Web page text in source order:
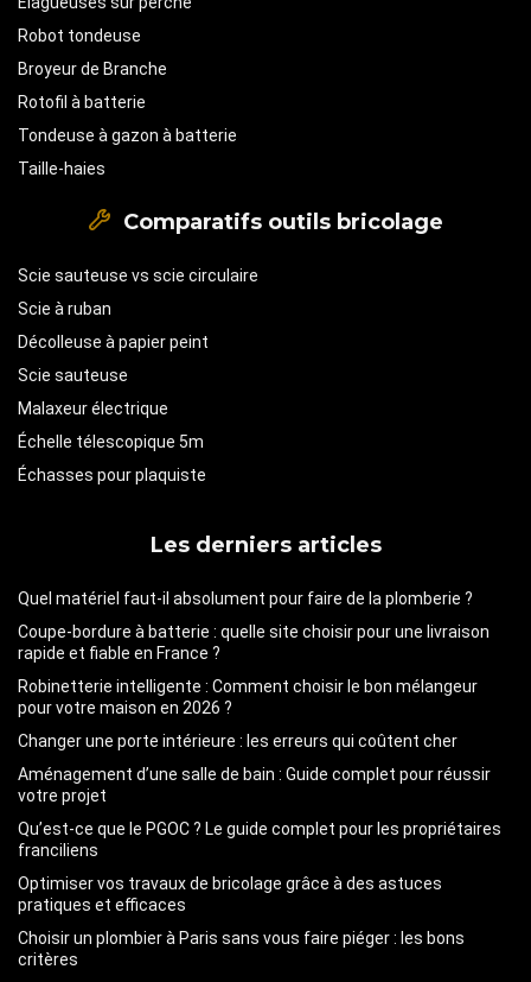
Robot tondeuse
Broyeur de Branche
Rotofil à batterie
Tondeuse à gazon à batterie
Taille-haies
Comparatifs outils bricolage
Scie sauteuse vs scie circulaire
Scie à ruban
Décolleuse à papier peint
Scie sauteuse
Malaxeur électrique
Échelle télescopique 5m
Échasses pour plaquiste
Les derniers articles
Quel matériel faut-il absolument pour faire de la plomberie ?
Coupe-bordure à batterie : quelle site choisir pour une livraison
rapide et fiable en France ?
Robinetterie intelligente : Comment choisir le bon mélangeur
pour votre maison en 2026 ?
Changer une porte intérieure : les erreurs qui coûtent cher
Aménagement d’une salle de bain : Guide complet pour réussir
votre projet
Qu’est-ce que le PGOC ? Le guide complet pour les propriétaires
franciliens
Optimiser vos travaux de bricolage grâce à des astuces
pratiques et efficaces
Choisir un plombier à Paris sans vous faire piéger : les bons
critères